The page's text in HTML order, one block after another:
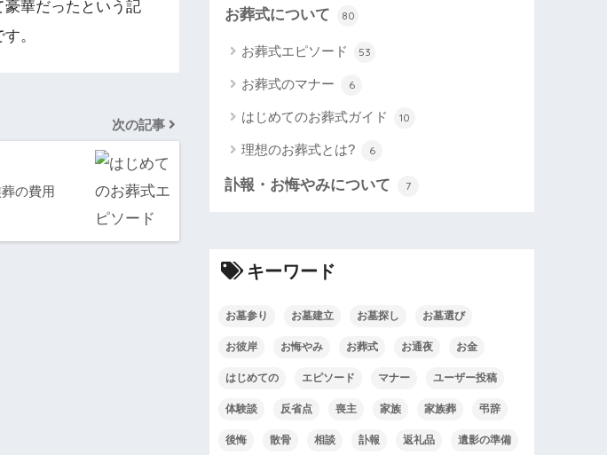
豪華だったという記
。
次の記事
の費用
お葬式について 80
お葬式エピソード 53
お葬式のマナー 6
はじめてのお葬式ガイド 10
理想のお葬式とは? 6
訃報・お悔やみについて 7
キーワード
お墓参り お墓建立 お墓探し お墓選び
お彼岸 お悔やみ お葬式 お通夜 お金
はじめての エピソード マナー ユーザー投稿
体験談 反省点 喪主 家族 家族葬 弔辞
後悔 散骨 相談 訃報 返礼品 遺影の準備